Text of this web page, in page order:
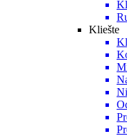
Kliešte